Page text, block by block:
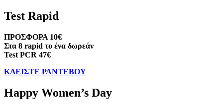
Test Rapid
ΠΡΟΣΦΟΡΑ 10€
Στα 8 rapid το ένα δωρεάν
Test PCR 47€
ΚΛΕΙΣΤΕ ΡΑΝΤΕΒΟΥ
Happy Women’s Day